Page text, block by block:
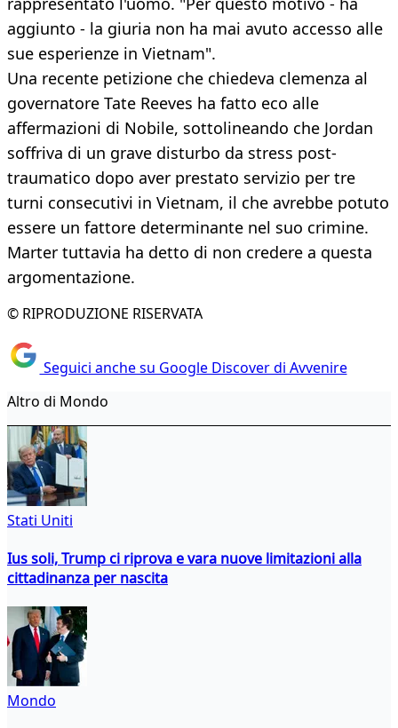
aggiunto - la giuria non ha mai avuto accesso alle
sue esperienze in Vietnam".
Una recente petizione che chiedeva clemenza al
governatore Tate Reeves ha fatto eco alle
affermazioni di Nobile, sottolineando che Jordan
soffriva di un grave disturbo da stress post-
traumatico dopo aver prestato servizio per tre
turni consecutivi in Vietnam, il che avrebbe potuto
essere un fattore determinante nel suo crimine.
Marter tuttavia ha detto di non credere a questa
argomentazione.
© RIPRODUZIONE RISERVATA
Seguici anche su Google Discover di Avvenire
Altro di Mondo
Stati Uniti
Ius soli, Trump ci riprova e vara nuove limitazioni alla
cittadinanza per nascita
Mondo